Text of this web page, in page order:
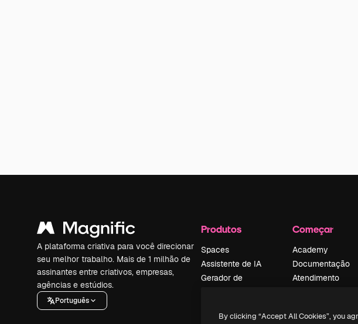
A plataforma criativa para você direcionar
seu melhor trabalho. Mais de 1 milhão de
assinantes entre criativos, empresas,
agências e estúdios.
Português
Produtos
Spaces
Assistente de IA
Gerador de
Texto para voz
Começar
Academy
Documentação
Atendimento
Política de
By clicking “Accept All Cookies”, you